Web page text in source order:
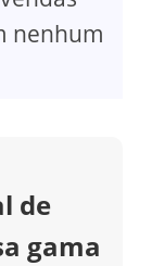
nenhum
de
gama